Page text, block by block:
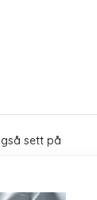
sett på